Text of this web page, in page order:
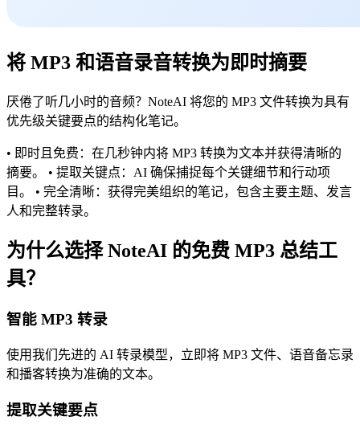
将 MP3 和语音录音转换为即时摘要
厌倦了听几小时的音频？NoteAI 将您的 MP3 文件转换为具有
优先级关键要点的结构化笔记。
• 即时且免费：在几秒钟内将 MP3 转换为文本并获得清晰的
摘要。 • 提取关键点：AI 确保捕捉每个关键细节和行动项
目。 • 完全清晰：获得完美组织的笔记，包含主要主题、发言
人和完整转录。
为什么选择 NoteAI 的免费 MP3 总结工
具？
智能 MP3 转录
使用我们先进的 AI 转录模型，立即将 MP3 文件、语音备忘录
和播客转换为准确的文本。
提取关键要点